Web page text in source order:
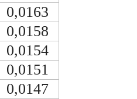
0,0163
0,0158
0,0154
0,0151
0,0147